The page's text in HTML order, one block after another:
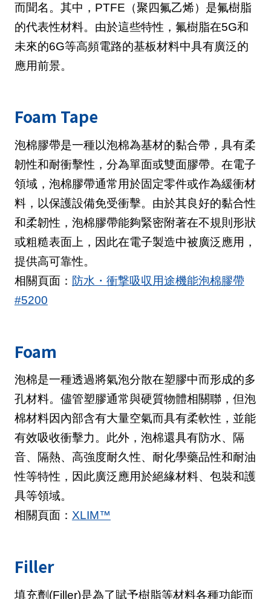
而聞名。其中，PTFE（聚四氟乙烯）是氟樹脂
的代表性材料。由於這些特性，氟樹脂在5G和
未來的6G等高頻電路的基板材料中具有廣泛的
應用前景。
Foam Tape
泡棉膠帶是一種以泡棉為基材的黏合帶，具有柔
韌性和耐衝擊性，分為單面或雙面膠帶。在電子
領域，泡棉膠帶通常用於固定零件或作為緩衝材
料，以保護設備免受衝擊。由於其良好的黏合性
和柔韌性，泡棉膠帶能夠緊密附著在不規則形狀
或粗糙表面上，因此在電子製造中被廣泛應用，
提供高可靠性。
相關頁面： 防水・衝撃吸収用途機能泡棉膠帶
#5200
Foam
泡棉是一種透過將氣泡分散在塑膠中而形成的多
孔材料。儘管塑膠通常與硬質物體相關聯，但泡
棉材料因內部含有大量空氣而具有柔軟性，並能
有效吸收衝擊力。此外，泡棉還具有防水、隔
音、隔熱、高強度耐久性、耐化學藥品性和耐油
性等特性，因此廣泛應用於絕緣材料、包裝和護
具等領域。
相關頁面： XLIM™
Filler
填充劑(Filler)是為了賦予樹脂等材料各種功能而